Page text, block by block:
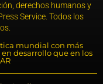
derechos humanos y
Service. Todos los
mundial con más
desarrollo que en los